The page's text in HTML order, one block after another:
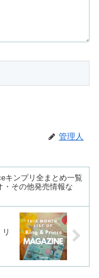
管理人
キンプリ全まとめ一覧
・その他発売情報な